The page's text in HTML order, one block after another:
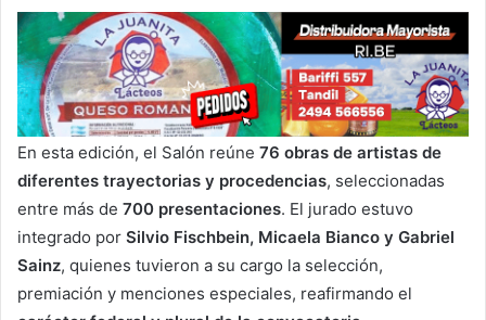
En esta edición, el Salón reúne 76 obras de artistas de
diferentes trayectorias y procedencias, seleccionadas
entre más de 700 presentaciones. El jurado estuvo
integrado por Silvio Fischbein, Micaela Bianco y Gabriel
Sainz, quienes tuvieron a su cargo la selección,
premiación y menciones especiales, reafirmando el